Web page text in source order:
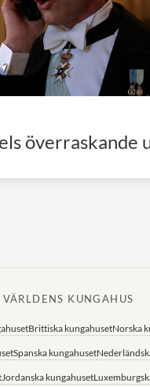
Spanska kungahuset
Nederländska kungahuset
Belgiska kungahuset
Jordanska kungahuset
Thailändska kungahuset
överraskande
VÄRLDENS KUNGAHUS
Brittiska kungahusetNorska
Spanska kungahuset
Jordanska kungahuset